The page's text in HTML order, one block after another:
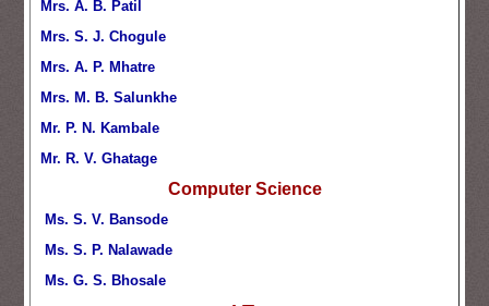
Mrs. A. B. Patil
Mrs. S. J. Chogule
Mrs. A. P. Mhatre
Mrs. M. B. Salunkhe
Mr. P. N. Kambale
Mr. R. V. Ghatage
Computer Science
Ms. S. V. Bansode
Ms. S. P. Nalawade
Ms. G. S. Bhosale